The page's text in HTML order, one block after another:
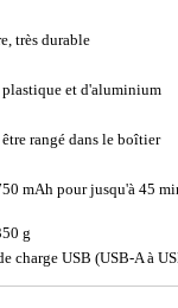
très durable
et d'aluminium
rangé dans le boîtier
mAh pour jusqu'à 45
g
charge USB (USB-A à